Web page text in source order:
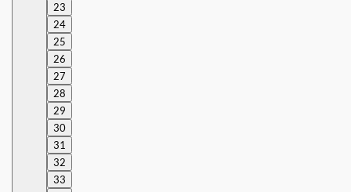
23
24
25
26
27
28
29
30
31
32
33